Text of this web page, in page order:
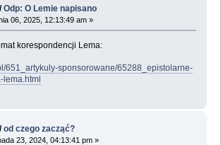
/Odp: O Lemie napisano
06, 2025, 12:13:49 am »
korespondencji Lema:
651_artykuly-sponsorowane/65288_epistolarne-
/od czego zacząć?
23, 2024, 04:13:41 pm »